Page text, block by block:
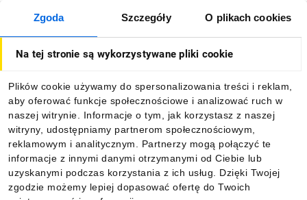
Zgoda Szczegóły O plikach cookies
Na tej stronie są wykorzystywane pliki cookie
Plików cookie używamy do spersonalizowania treści i reklam,
aby oferować funkcje społecznościowe i analizować ruch w
naszej witrynie. Informacje o tym, jak korzystasz z naszej
witryny, udostępniamy partnerom społecznościowym,
reklamowym i analitycznym. Partnerzy mogą połączyć te
informacje z innymi danymi otrzymanymi od Ciebie lub
uzyskanymi podczas korzystania z ich usług. Dzięki Twojej
zgodzie możemy lepiej dopasować ofertę do Twoich
O firmie
Informacje
Pobierz naszą aplikację mobilną: